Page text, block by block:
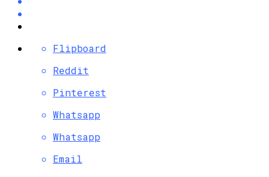
Flipboard
Reddit
Pinterest
Whatsapp
Whatsapp
Email